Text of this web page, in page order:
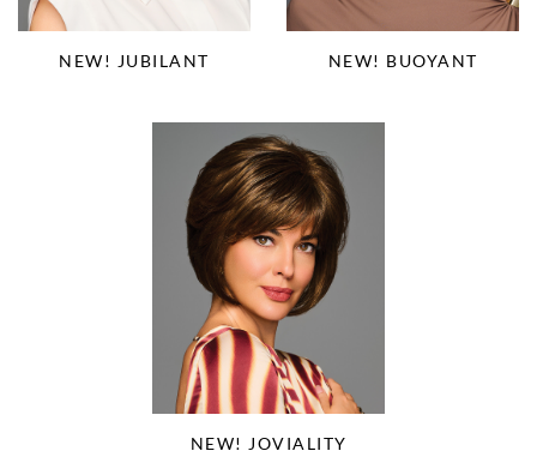
NEW! JUBILANT NEW! BUOYANT
NEW! JOVIALITY